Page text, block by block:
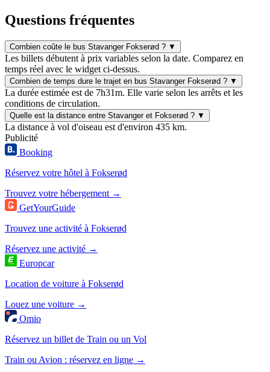
Questions fréquentes
Combien coûte le bus Stavanger Fokserød ? ▼
Les billets débutent à prix variables selon la date. Comparez en
temps réel avec le widget ci-dessus.
Combien de temps dure le trajet en bus Stavanger Fokserød ? ▼
La durée estimée est de 7h31m. Elle varie selon les arrêts et les
conditions de circulation.
Quelle est la distance entre Stavanger et Fokserød ? ▼
La distance à vol d'oiseau est d'environ 435 km.
Publicité
Booking
Réservez votre hôtel à Fokserød
Trouvez votre hébergement →
GetYourGuide
Trouvez une activité à Fokserød
Réservez une activité →
Europcar
Location de voiture à Fokserød
Louez une voiture →
Omio
Réservez un billet de Train ou un Vol
Train ou Avion : réservez en ligne →